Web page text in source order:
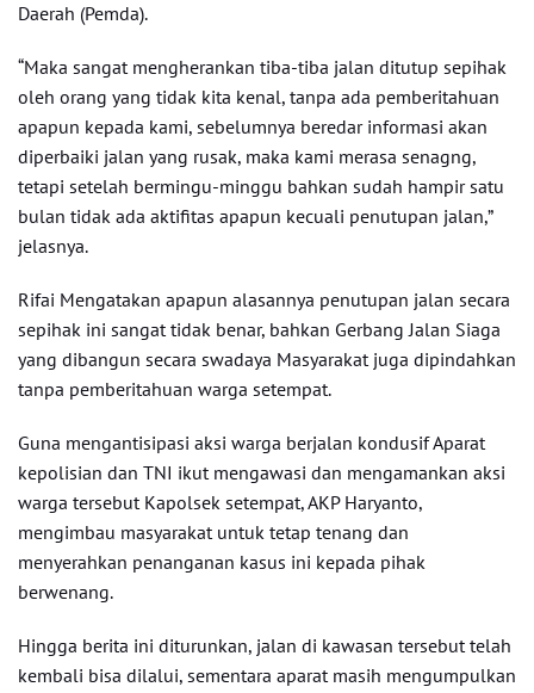
Daerah (Pemda).
“Maka sangat mengherankan tiba-tiba jalan ditutup sepihak
oleh orang yang tidak kita kenal, tanpa ada pemberitahuan
apapun kepada kami, sebelumnya beredar informasi akan
diperbaiki jalan yang rusak, maka kami merasa senagng,
tetapi setelah bermingu-minggu bahkan sudah hampir satu
bulan tidak ada aktifitas apapun kecuali penutupan jalan,”
jelasnya.
Rifai Mengatakan apapun alasannya penutupan jalan secara
sepihak ini sangat tidak benar, bahkan Gerbang Jalan Siaga
yang dibangun secara swadaya Masyarakat juga dipindahkan
tanpa pemberitahuan warga setempat.
Guna mengantisipasi aksi warga berjalan kondusif Aparat
kepolisian dan TNI ikut mengawasi dan mengamankan aksi
warga tersebut Kapolsek setempat, AKP Haryanto,
mengimbau masyarakat untuk tetap tenang dan
menyerahkan penanganan kasus ini kepada pihak
berwenang.
Hingga berita ini diturunkan, jalan di kawasan tersebut telah
kembali bisa dilalui, sementara aparat masih mengumpulkan